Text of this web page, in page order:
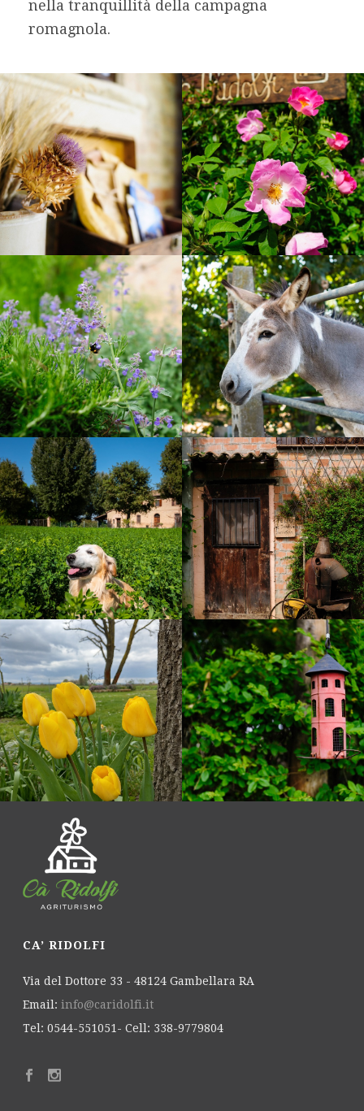
nella tranquillità della campagna
romagnola.
CA’ RIDOLFI
Via del Dottore 33 - 48124 Gambellara RA
Email:info@caridolfi.it
Tel: 0544-551051- Cell: 338-9779804